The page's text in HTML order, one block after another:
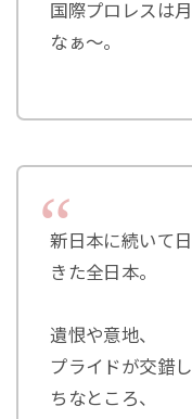
国際プロレスは
なぁ～。
新日本に続いて
きた全日本。
遺恨や意地、
プライドが交錯
ちなところ、